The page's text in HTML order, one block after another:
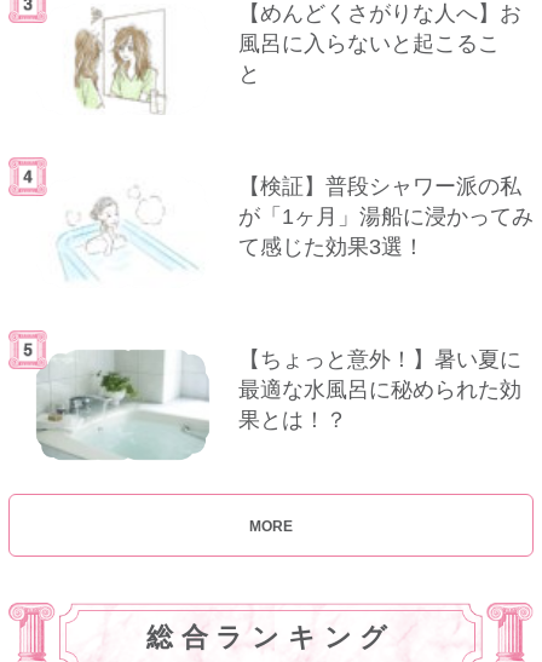
【めんどくさがりな人へ】お
風呂に入らないと起こるこ
と
【検証】普段シャワー派の私
が「1ヶ月」湯船に浸かってみ
て感じた効果3選！
【ちょっと意外！】暑い夏に
最適な水風呂に秘められた効
果とは！？
MORE
総合ランキング